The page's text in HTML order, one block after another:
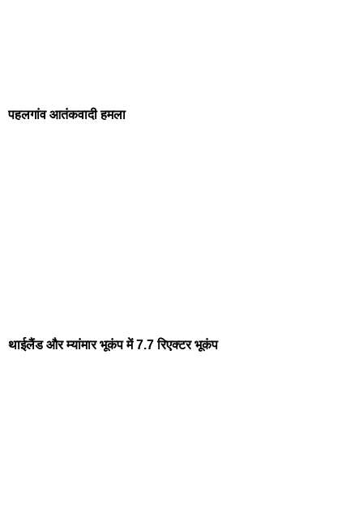
पहलगांव आतंकवादी हमला
थाईलैंड और म्यांमार भूकंप में 7.7 रिएक्टर भूकंप